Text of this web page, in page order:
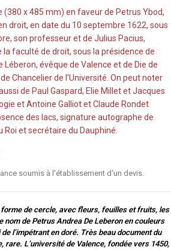
(380 x 485 mm) en faveur de Petrus Ybod,
droit, en date du 10 septembre 1622, sous
son professeur et de Julius Pacius,
faculté de droit, sous la présidence de
Léberon, évêque de Valence et de Die de
Chancelier de l’Université. On peut noter
de Paul Gaspard, Elie Millet et Jacques
et Antoine Galliot et Claude Rondet
des lacs, signature autographe de
et secrétaire du Dauphiné.
soumis à l'établissement d'un devis.
de cercle, avec fleurs, feuilles et fruits, les
de Petrus Andrea De Leberon en couleurs
l’impétrant en doré. Très beau document du
rare. L’université de Valence, fondée vers 1450,